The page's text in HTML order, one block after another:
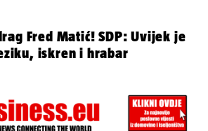
Fred Matić! SDP: Uvijek je
iskren i hrabar